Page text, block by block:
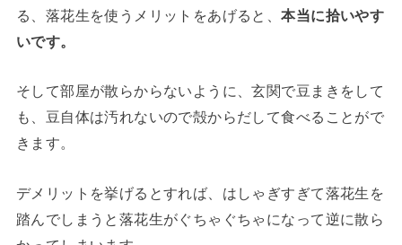
る、落花生を使うメリットをあげると、本当に拾いやす
いです。
そして部屋が散らからないように、玄関で豆まきをして
も、豆自体は汚れないので殻からだして食べることがで
きます。
デメリットを挙げるとすれば、はしゃぎすぎて落花生を
踏んでしまうと落花生がぐちゃぐちゃになって逆に散ら